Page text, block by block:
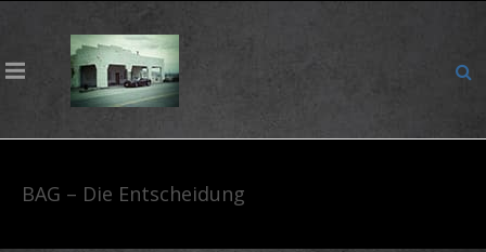
BAG – Die Entscheidung